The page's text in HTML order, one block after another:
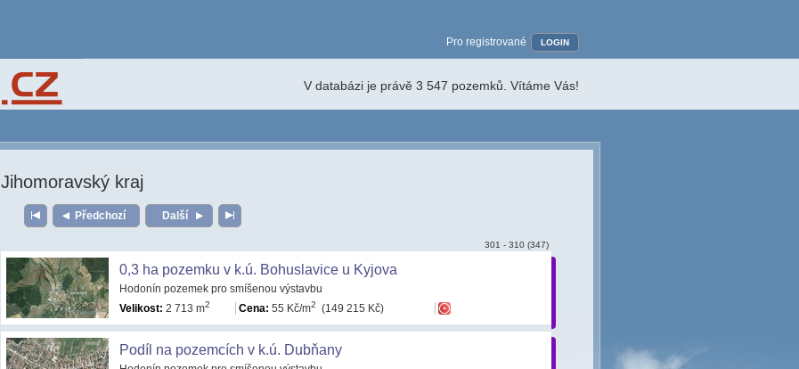
Pro registrované LOGIN
V databázi je právě 3 547 pozemků. Vítáme Vás!
Jihomoravský kraj
Předchozí Další
301 - 310 (347)
0,3 ha pozemku v k.ú. Bohuslavice u Kyjova
Hodonín pozemek pro smíšenou výstavbu
Velikost: 2 713 m2 Cena: 55 Kč/m2 (149 215 Kč)
Podíl na pozemcích v k.ú. Dubňany